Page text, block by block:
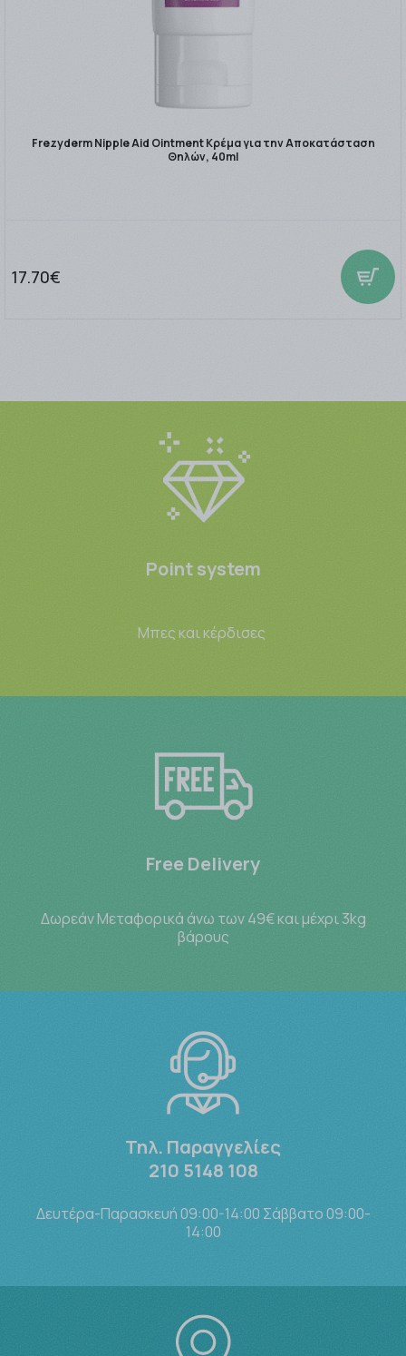
Frezyderm Nipple Aid Ointment Κρέμα για την Αποκατάσταση
Θηλών, 40ml
17.70€
Point system
Μπες και κέρδισες
Free Delivery
Δωρεάν Μεταφορικά άνω των 49€ και μέχρι 3kg
βάρους
Τηλ. Παραγγελίες
210 5148 108
Δευτέρα-Παρασκευή 09:00-14:00 Σάββατο 09:00-
14:00